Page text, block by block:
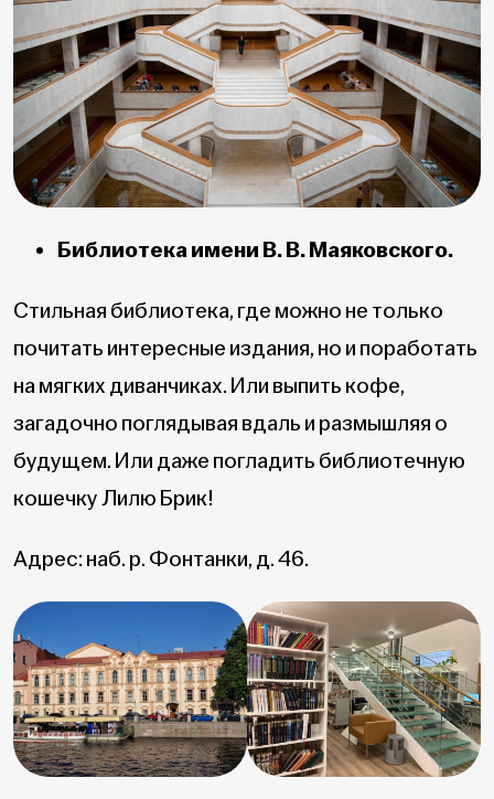
Библиотека имени В. В. Маяковского.
Стильная библиотека, где можно не только
почитать интересные издания, но и поработать
на мягких диванчиках. Или выпить кофе,
загадочно поглядывая вдаль и размышляя о
будущем. Или даже погладить библиотечную
кошечку Лилю Брик!
Адрес: наб. р. Фонтанки, д. 46.